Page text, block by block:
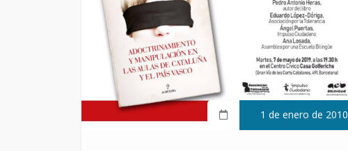
1 de enero de 2010